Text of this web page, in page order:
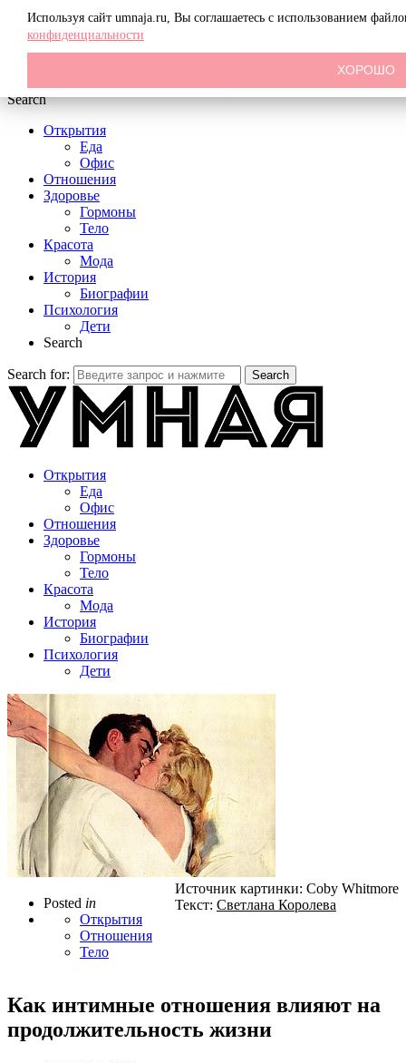
Menu
Search
Открытия
Еда
Офис
Отношения
Здоровье
Гормоны
Тело
Красота
Мода
История
Биографии
Психология
Дети
Search
Search for: Search
Открытия
Еда
Офис
Отношения
Здоровье
Гормоны
Тело
Красота
Мода
История
Биографии
Психология
Дети
Posted in
Открытия
Отношения
Тело
Источник картинки: Coby Whitmore
Текст: Светлана Королева
Как интимные отношения влияют на
продолжительность жизни
Используя сайт umnaja.ru, Вы соглашаетесь с использованием
конфиденциальности
ХОРОШО